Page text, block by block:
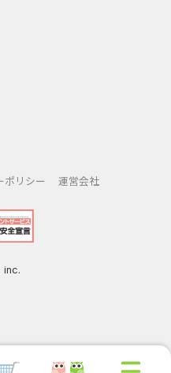
機能を追加しました。これ
ールせずにデータを消去で
選択花マッチでは、夢の花
自分の花の好みに合わせて
ジェクトに好みの色とスタ
ポリシー 運営会社
inc.